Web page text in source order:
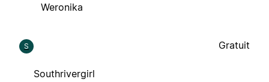
Weronika
S
Southrivergirl
Gratuit